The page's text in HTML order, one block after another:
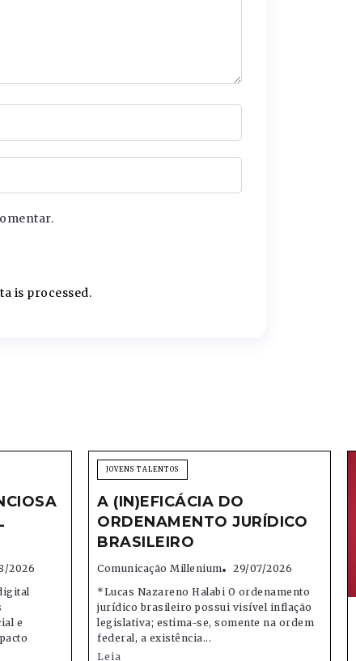
is processed.
2026
e
JOVENS TALENTOS
A (IN)EFICÁCIA DO
ORDENAMENTO JURÍDICO
BRASILEIRO
Comunicação Millenium
29/07/2026
*Lucas Nazareno Halabi O ordenamento
jurídico brasileiro possui visível inflação
legislativa; estima-se, somente na ordem
federal, a existência...
Leia